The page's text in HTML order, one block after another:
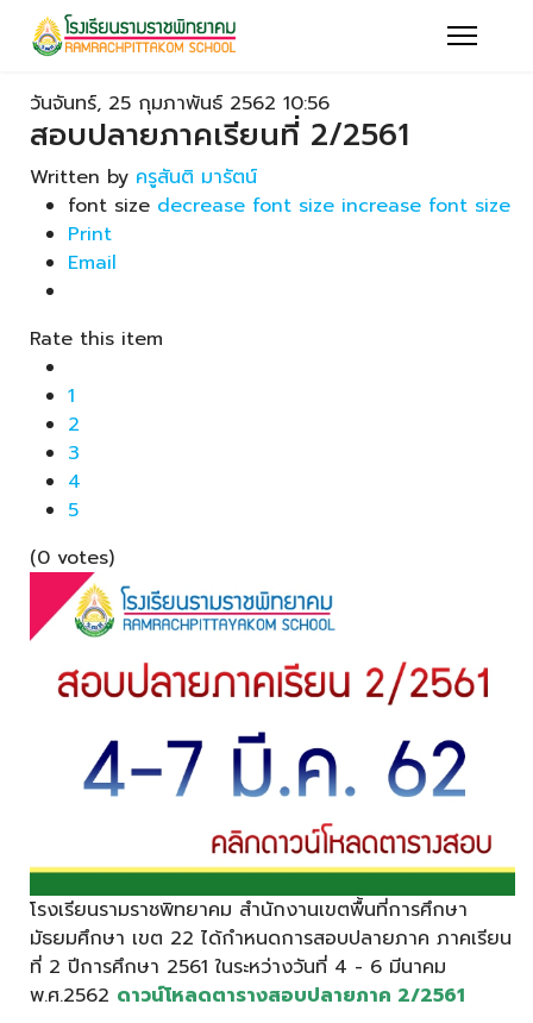
วันจันทร์, 25 กุมภาพันธ์ 2562 10:56
สอบปลายภาคเรียนที่ 2/2561
Written by ครูสันติ มารัตน์
font size decrease font size increase font size
Print
Email
Rate this item
1
2
3
4
5
(0 votes)
โรงเรียนรามราชพิทยาคม สำนักงานเขตพื้นที่การศึกษา
มัธยมศึกษา เขต 22 ได้กำหนดการสอบปลายภาค ภาคเรียน
ที่ 2 ปีการศึกษา 2561 ในระหว่างวันที่ 4 - 6 มีนาคม
พ.ศ.2562 ดาวน์โหลดตารางสอบปลายภาค 2/2561